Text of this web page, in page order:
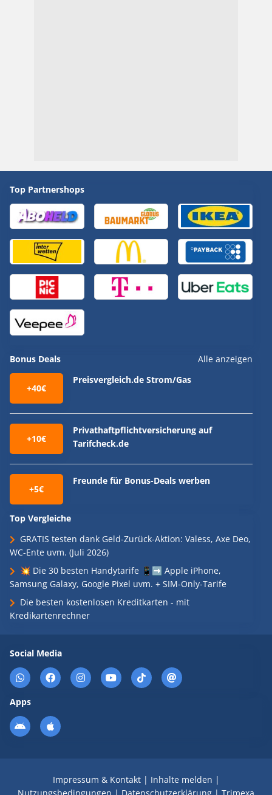
Top Partnershops
Bonus Deals Alle anzeigen
+40€
Preisvergleich.de Strom/Gas
+10€
Privathaftpflichtversicherung auf
Tarifcheck.de
+5€
Freunde für Bonus-Deals werben
Top Vergleiche
GRATIS testen dank Geld-Zurück-Aktion: Valess, Axe Deo,
WC-Ente uvm. (Juli 2026)
💥 Die 30 besten Handytarife 📱➡️ Apple iPhone,
Samsung Galaxy, Google Pixel uvm. + SIM-Only-Tarife
Die besten kostenlosen Kreditkarten - mit
Kredikartenrechner
Social Media
Apps
Impressum & Kontakt| Inhalte melden |
Nutzungsbedingungen | Datenschutzerklärung | Trimexa